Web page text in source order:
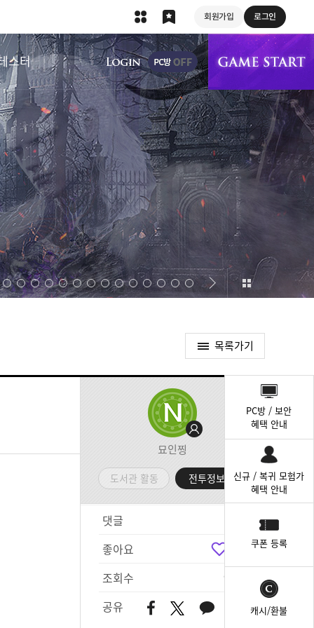
회원가입 로그인
스터
상단 메뉴
목록가기
묘인찡
도서관 활동 전투정보실
댓글
좋아요
조회수
985
공유
PC방 / 보안
혜택 안내
신규 / 복귀 모험가
혜택 안내
쿠폰 등록
캐시/환불